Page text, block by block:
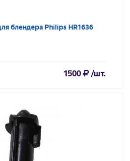
блендера Philips HR1636
1500 /шт.